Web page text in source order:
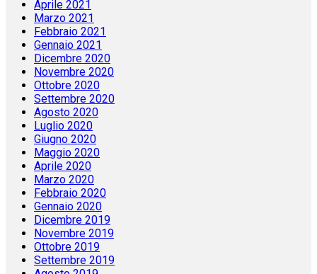
Aprile 2021
Marzo 2021
Febbraio 2021
Gennaio 2021
Dicembre 2020
Novembre 2020
Ottobre 2020
Settembre 2020
Agosto 2020
Luglio 2020
Giugno 2020
Maggio 2020
Aprile 2020
Marzo 2020
Febbraio 2020
Gennaio 2020
Dicembre 2019
Novembre 2019
Ottobre 2019
Settembre 2019